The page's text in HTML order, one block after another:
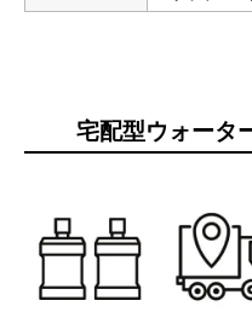
宅配型ウォータ